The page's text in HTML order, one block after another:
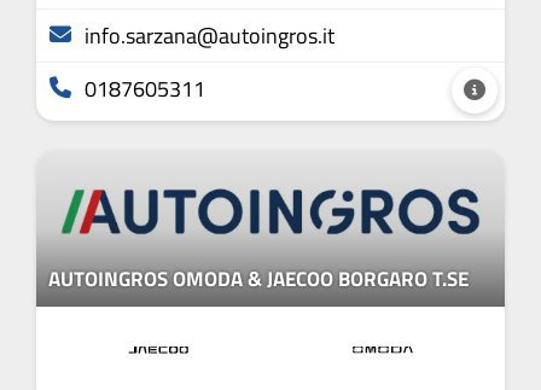
info.sarzana@autoingros.it
0187605311
AUTOINGROS OMODA & JAECOO BORGARO T.SE